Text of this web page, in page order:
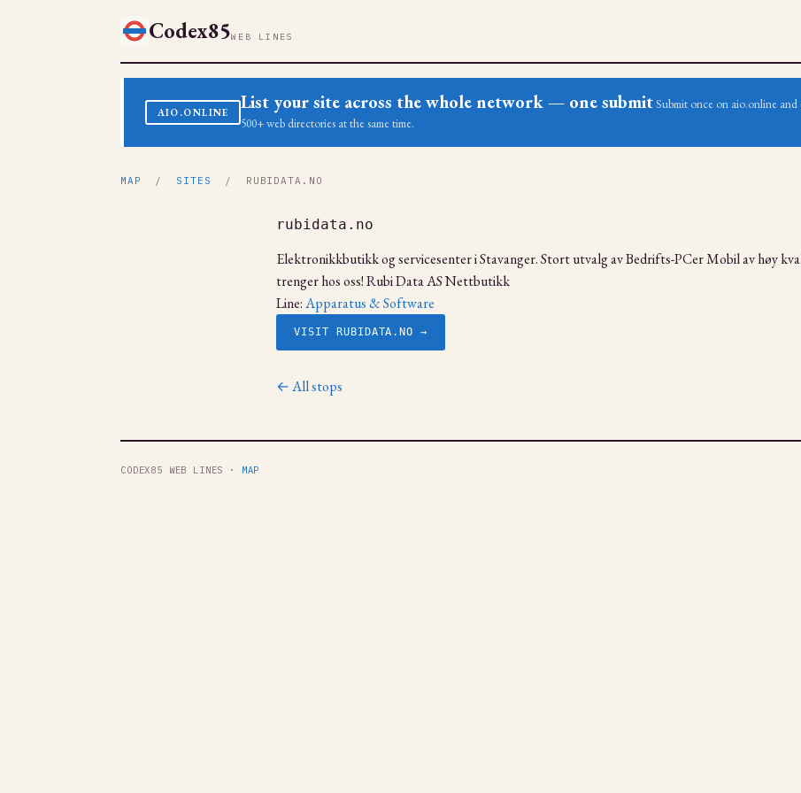
Codex85WEB LINES
AIO.ONLINE List your site across the whole network — one submit Submit once on aio.online
500+ web directories at the same time.
MAP / SITES / RUBIDATA.NO
rubidata.no
Elektronikkbutikk og servicesenter i Stavanger. Stort utvalg av Bedrifts-PCer Mobil av høy
trenger hos oss! Rubi Data AS Nettbutikk
Line:Apparatus & Software
VISIT RUBIDATA.NO →
← All stops
CODEX85 WEB LINES · MAP